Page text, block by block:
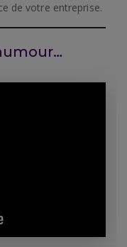
de votre entreprise.